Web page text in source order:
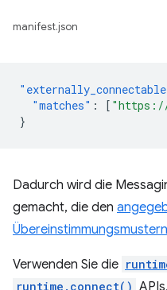
manifest.json
"matches" : [ "https://
}
Dadurch wird die
gemacht, die den
Übereinstimmungsmustern
Verwenden Sie die
runtime.connect()